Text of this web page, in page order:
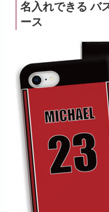
名入れできる バ
ース